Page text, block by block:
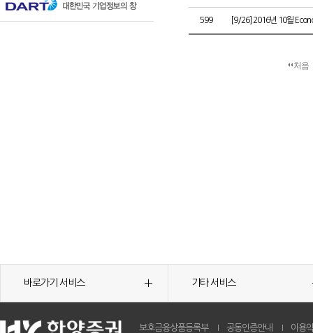
599 [9/26] 2016년 10월
처음
바로가기 서비스 기타 서비스
보호금융상품등록부 공동인증안내 이용